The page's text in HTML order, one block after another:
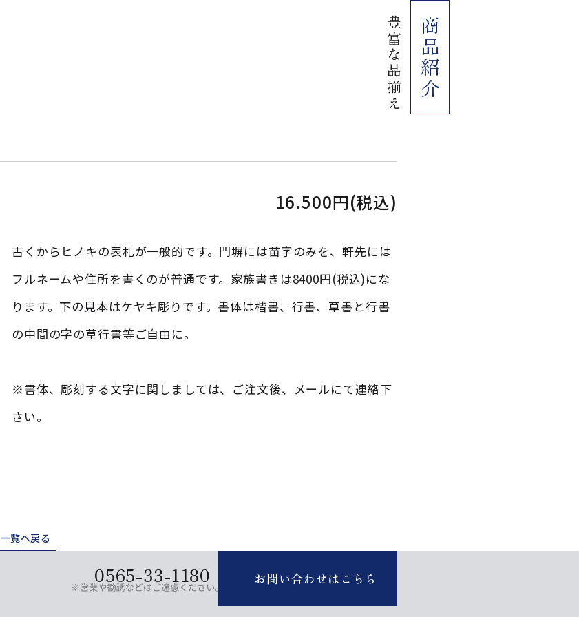
商品紹介
豊富な品揃え
16.500円(税込)
古くからヒノキの表札が一般的です。門塀には苗字のみを、軒先には
フルネームや住所を書くのが普通です。家族書きは8400円(税込)にな
ります。下の見本はケヤキ彫りです。書体は楷書、行書、草書と行書
の中間の字の草行書等ご自由に。
※書体、彫刻する文字に関しましては、ご注文後、メールにて連絡下
さい。
一覧へ戻る
0565-33-1180 お問い合わせはこちら